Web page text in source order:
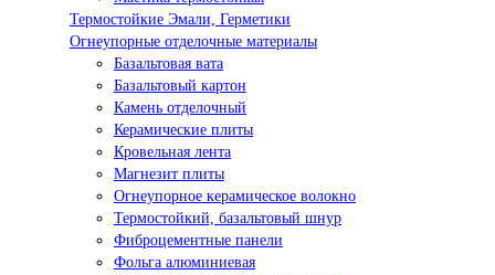
Термостойкие Эмали, Герметики
Огнеупорные отделочные материалы
Базальтовая вата
Базальтовый картон
Камень отделочный
Керамические плиты
Кровельная лента
Магнезит плиты
Огнеупорное керамическое волокно
Термостойкий, базальтовый шнур
Фиброцементные панели
Фольга алюминиевая